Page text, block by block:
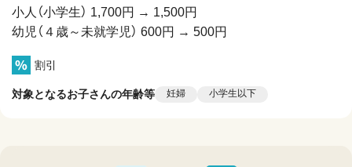
小人（小学生） 1,700円 → 1,500円
幼児（４歳～未就学児） 600円 → 500円
割引
対象となるお子さんの年齢等 妊婦 小学生以下